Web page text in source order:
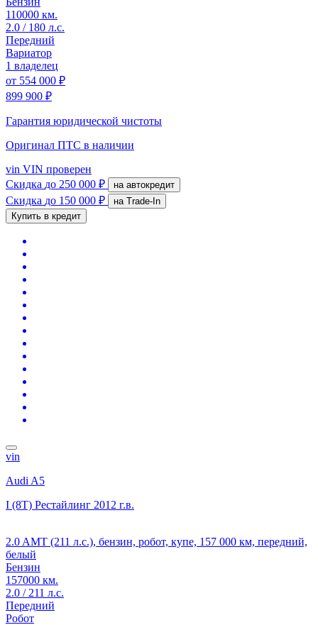
110000 км.
2.0 / 180 л.с.
Передний
Вариатор
1 владелец
от 554 000 ₽
899 900 ₽
Гарантия юридической чистоты
Оригинал ПТС в наличии
vin VIN проверен
Скидка до 250 000 ₽ на автокредит
Скидка до 150 000 ₽
на Trade-In
Купить в кредит
vin
Audi A5
I (8T) Рестайлинг 2012 г.в.
2.0 AMT (211 л.с.), бензин, робот, купе, 157 000 км, передний,
белый
Бензин
157000 км.
2.0 / 211 л.с.
Передний
Робот